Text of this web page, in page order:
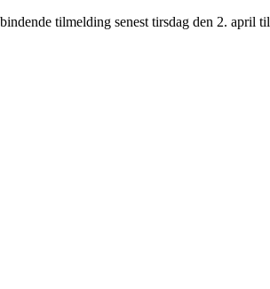
tilmelding senest tirsdag den 2. april til